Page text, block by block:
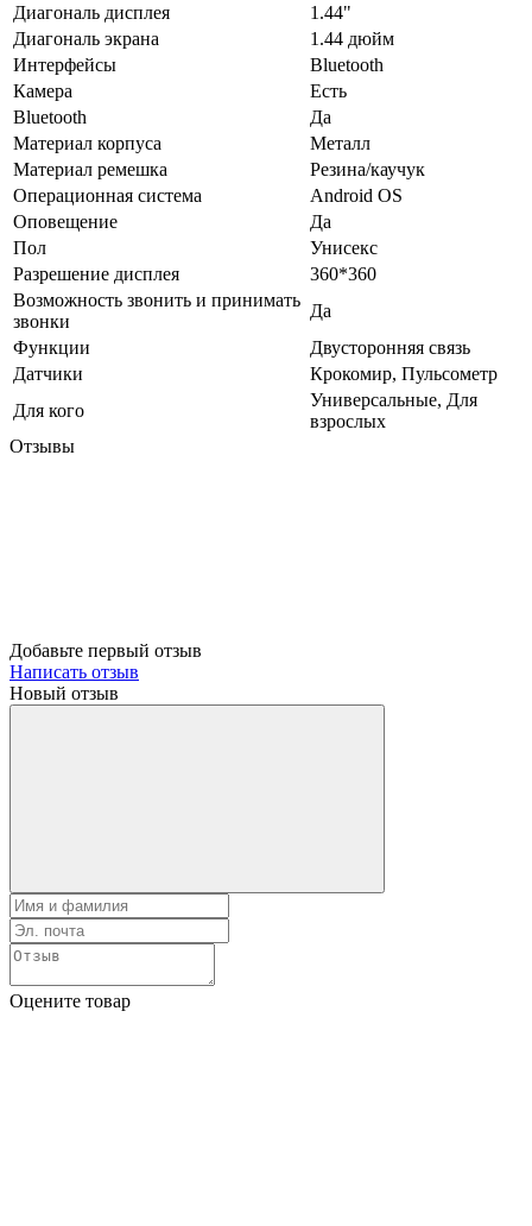
Диагональ дисплея
1.44"
Диагональ экрана
1.44 дюйм
Интерфейсы
Bluetooth
Камера
Есть
Bluetooth
Да
Материал корпуса
Металл
Материал ремешка
Резина/каучук
Операционная система
Android OS
Оповещение
Да
Пол
Унисекс
Разрешение дисплея
360*360
Возможность звонить и принимать
звонки
Да
Функции
Двусторонняя связь
Датчики
Крокомир, Пульсометр
Для кого
Универсальные, Для
взрослых
Отзывы
Добавьте первый отзыв
Написать отзыв
Новый отзыв
Оцените товар